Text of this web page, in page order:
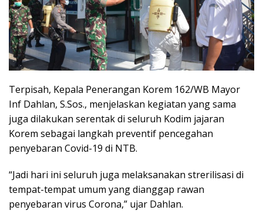
Terpisah, Kepala Penerangan Korem 162/WB Mayor
Inf Dahlan, S.Sos., menjelaskan kegiatan yang sama
juga dilakukan serentak di seluruh Kodim jajaran
Korem sebagai langkah preventif pencegahan
penyebaran Covid-19 di NTB.
“Jadi hari ini seluruh juga melaksanakan strerilisasi di
tempat-tempat umum yang dianggap rawan
penyebaran virus Corona,” ujar Dahlan.